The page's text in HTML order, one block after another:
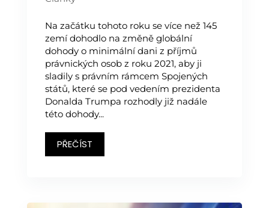
Na začátku tohoto roku se více než 145
zemí dohodlo na změně globální
dohody o minimální dani z příjmů
právnických osob z roku 2021, aby ji
sladily s právním rámcem Spojených
států, které se pod vedením prezidenta
Donalda Trumpa rozhodly již nadále
této dohody...
PŘEČÍST